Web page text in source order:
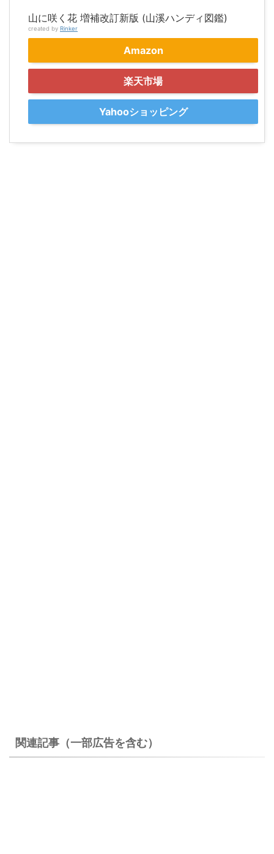
山に咲く花 増補改訂新版 (山溪ハンディ図鑑)
created by Rinker
Amazon
楽天市場
Yahooショッピング
関連記事（一部広告を含む）